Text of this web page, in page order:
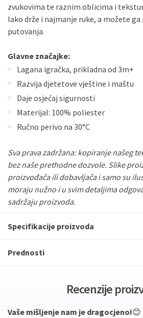
zvukovima te raznim oblicima i
lako drže i najmanje ruke, a možete
putovanja.
Glavne značajke:
Lagana igračka, prikladna od 3m+
Razvija djetetove vještine i maštu
Daje osjećaj sigurnosti
Materijal: 100% poliester
Ručno perivo na 30°C
Sva prava zadržana: kopiranje našeg
bez naše prethodne dozvole. Slike
proizvođača ili dobavljača i samo su
moraju nužno i u svim detaljima
sadržaju proizvoda.
Specifikacije proizvoda
Prednosti
Recenzije
Vaše mišljenje nam je dragocjeno!😊